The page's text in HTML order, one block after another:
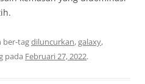
ber-tagdiluncurkan,galaxy,
pada Februari 27, 2022.